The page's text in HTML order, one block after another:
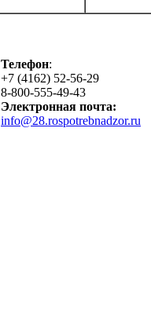
Телефон:
+7 (4162) 52-56-29
8-800-555-49-43
Электронная почта:
info@28.rospotrebnadzor.ru